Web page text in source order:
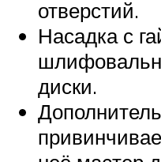
отверстий.
Насадка с
диски.